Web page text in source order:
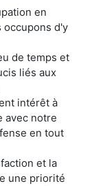
en
occupons d'y
de temps et
liés aux
intérêt à
avec notre
en tout
et la
une priorité